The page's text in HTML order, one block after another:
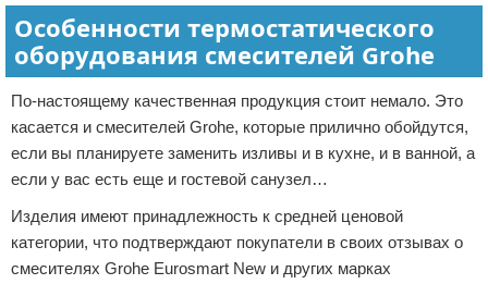
Особенности термостатического
оборудования смесителей Grohe
По-настоящему качественная продукция стоит немало. Это
касается и смесителей Grohe, которые прилично обойдутся,
если вы планируете заменить изливы и в кухне, и в ванной, а
если у вас есть еще и гостевой санузел…
Изделия имеют принадлежность к средней ценовой
категории, что подтверждают покупатели в своих отзывах о
смесителях Grohe Eurosmart New и других марках